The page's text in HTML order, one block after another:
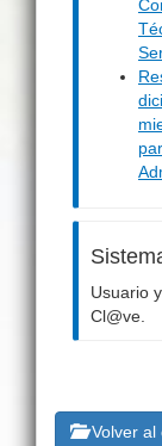
Usuario
Cl@ve.
Volver al